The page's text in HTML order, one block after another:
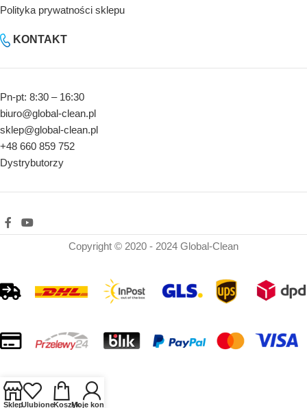
Polityka prywatności sklepu
KONTAKT
Pn-pt: 8:30 – 16:30
biuro@global-clean.pl
sklep@global-clean.pl
+48 660 859 752
Dystrybutorzy
Copyright © 2020 - 2024 Global-Clean
SklepUlubioneKoszykMoje konto